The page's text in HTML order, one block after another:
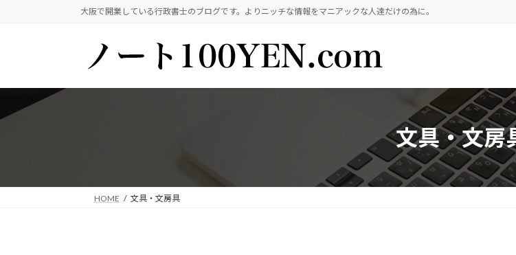
へ
キ
ョ
に
大阪で開業している行政書士のブログです。よりニッチな情報をマニアックな人達だけの為に。
文具・文房
HOME 文具・文房具